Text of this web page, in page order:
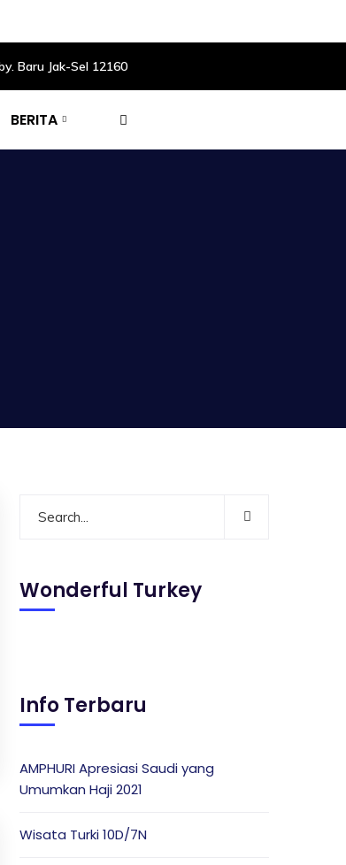
Baru Jak-Sel 12160
BERITA
Wonderful Turkey
Info Terbaru
AMPHURI Apresiasi Saudi yang
Umumkan Haji 2021
Wisata Turki 10D/7N